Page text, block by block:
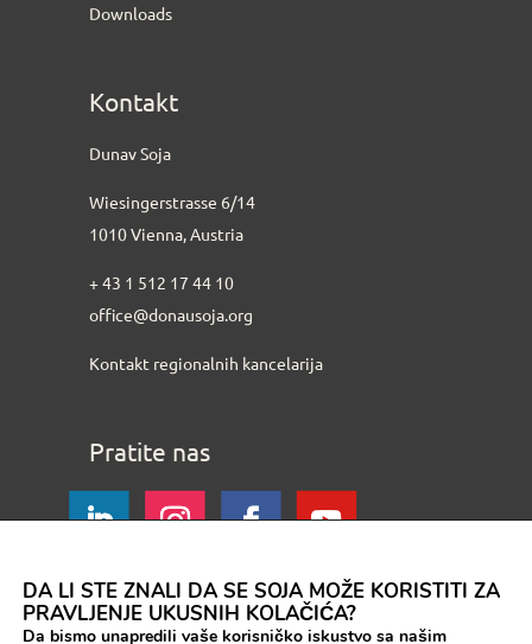
Downloads
Kontakt
Dunav Soja
Wiesingerstrasse 6/14
1010 Vienna, Austria
+ 43 1 512 17 44 10
office@donausoja.org
Kontakt regionalnih kancelarija
Pratite nas
DA LI STE ZNALI DA SE SOJA MOŽE KORISTITI ZA
PRAVLJENJE UKUSNIH KOLAČIĆA?
Da bismo unapredili vaše korisničko iskustvo sa našim